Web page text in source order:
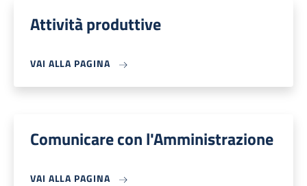
Attività produttive
VAI ALLA PAGINA
Comunicare con l'Amministrazione
VAI ALLA PAGINA